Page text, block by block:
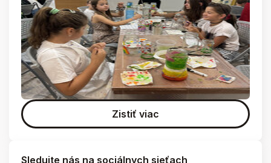
Zistiť viac
Sledujte nás na sociálnych sieťach